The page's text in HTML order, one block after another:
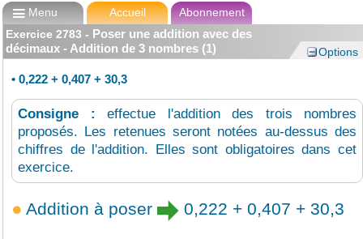
Menu Accueil
Abonnement
Exercice 2783 - Poser une addition avec des
décimaux - Addition de 3 nombres (1)
Options
• 0,222 + 0,407 + 30,3
Consigne : effectue l'addition des trois nombres
proposés. Les retenues seront notées au-dessus des
chiffres de l'addition. Elles sont obligatoires dans cet
exercice.
Addition à poser 0,222 + 0,407 + 30,3